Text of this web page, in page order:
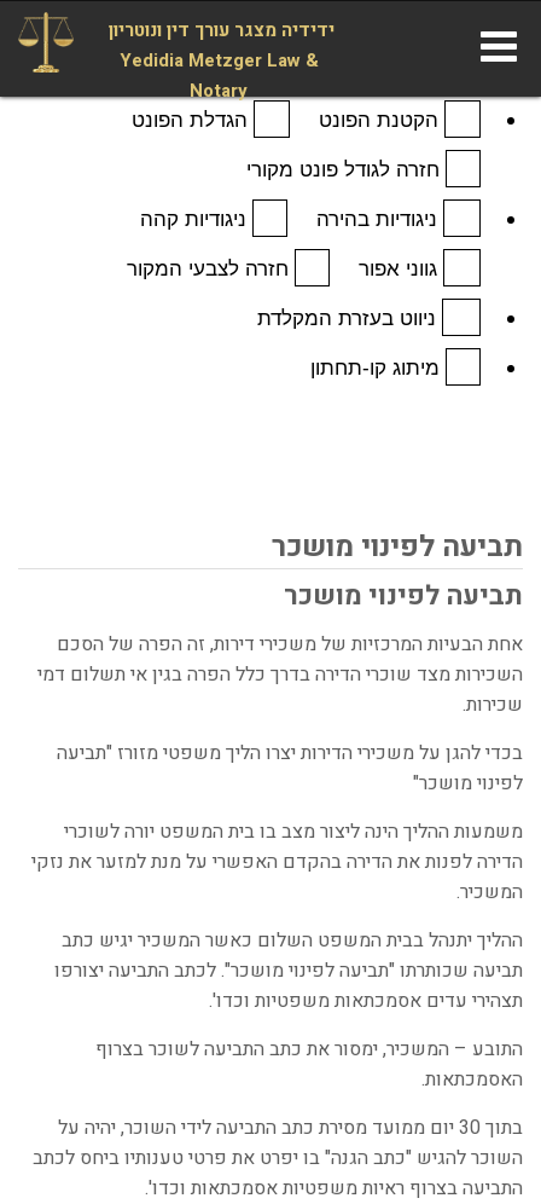
ידידיה מצגר עורך דין ונוטריון
Yedidia Metzger Law &
Notary
הקטנת הפונט הגדלת הפונט
חזרה לגודל פונט מקורי
ניגודיות בהירה ניגודיות קהה
גווני אפור חזרה לצבעי המקור
ניווט בעזרת המקלדת
מיתוג קו-תחתון
תביעה לפינוי מושכר
תביעה לפינוי מושכר
אחת הבעיות המרכזיות של משכירי דירות, זה הפרה של הסכם
השכירות מצד שוכרי הדירה בדרך כלל הפרה בגין אי תשלום דמי
שכירות.
בכדי להגן על משכירי הדירות יצרו הליך משפטי מזורז "תביעה
לפינוי מושכר"
משמעות ההליך הינה ליצור מצב בו בית המשפט יורה לשוכרי
הדירה לפנות את הדירה בהקדם האפשרי על מנת למזער את נזקי
המשכיר.
ההליך יתנהל בבית המשפט השלום כאשר המשכיר יגיש כתב
תביעה שכותרתו "תביעה לפינוי מושכר". לכתב התביעה יצורפו
תצהירי עדים אסמכתאות משפטיות וכדו'.
התובע – המשכיר, ימסור את כתב התביעה לשוכר בצרוף
האסמכתאות.
בתוך 30 יום ממועד מסירת כתב התביעה לידי השוכר, יהיה על
השוכר להגיש "כתב הגנה" בו יפרט את פרטי טענותיו ביחס לכתב
התביעה בצרוף ראיות משפטיות אסמכתאות וכדו'.